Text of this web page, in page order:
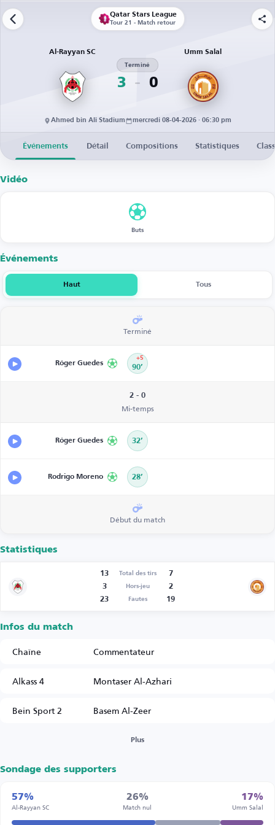
Qatar Stars League
Tour 21 - Match retour
Al-Rayyan SC
3
Terminé
0
Umm Salal
Ahmed bin Ali Stadium mercredi 08-04-2026 · 06:30 pm
Événements Détail Compositions Statistiques
Vidéo
Buts
Événements
Haut Tous
Terminé
Róger Guedes 90’
+5
2 - 0
Mi-temps
Róger Guedes 32’
Rodrigo Moreno 28’
Début du match
Statistiques
13 Total des tirs
7
3
Hors-jeu
2
23
Fautes 19
Infos du match
Chaîne
Commentateur
Alkass 4
Montaser Al-Azhari
Bein Sport 2
Basem Al-Zeer
Plus
Sondage des supporters
57%
Al-Rayyan SC
26%
Match nul
17%
Umm Salal